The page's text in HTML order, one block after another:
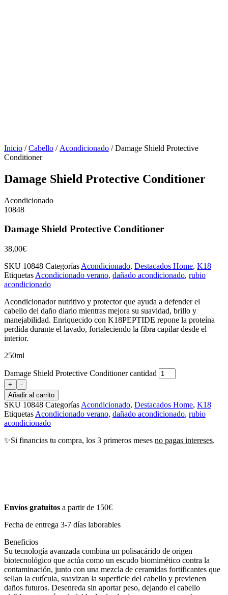
Inicio /Cabello / Acondicionado / Damage Shield Protective
Conditioner
Damage Shield Protective Conditioner
Acondicionado
10848
Damage Shield Protective Conditioner
38,00€
SKU 10848 Categorías Acondicionado, Destacados Home, K18
Etiquetas Acondicionado verano, dañado acondicionado, rubio
acondicionado
Acondicionador nutritivo y protector que ayuda a defender el
cabello del daño diario mientras mejora su suavidad, brillo y
manejabilidad. Enriquecido con K18PEPTIDE repone la proteína
perdida durante el lavado, fortaleciendo la fibra capilar desde el
interior.
250ml
Damage Shield Protective Conditioner cantidad
+
-
Añadir al carrito
SKU 10848 Categorías Acondicionado, Destacados Home, K18
Etiquetas Acondicionado verano, dañado acondicionado, rubio
acondicionado
✨Si financias tu compra, los 3 primeros meses no pagas intereses.
Envíos gratuitos a partir de 150€
Fecha de entrega 3-7 días laborables
Beneficios
Su tecnología avanzada combina un polisacárido de origen
biotecnológico que actúa como un escudo biomimético contra la
contaminación, junto con una mezcla de ceramidas fortificantes que
sellan la cutícula, suavizan la superficie del cabello y previenen
daños futuros. Desenreda sin aportar peso, dejando el cabello